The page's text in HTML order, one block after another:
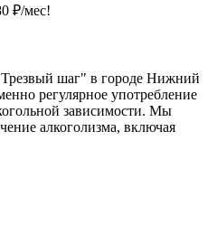
₽/мес!
шаг" в городе Нижний
регулярное употребление
зависимости. Мы
алкоголизма, включая